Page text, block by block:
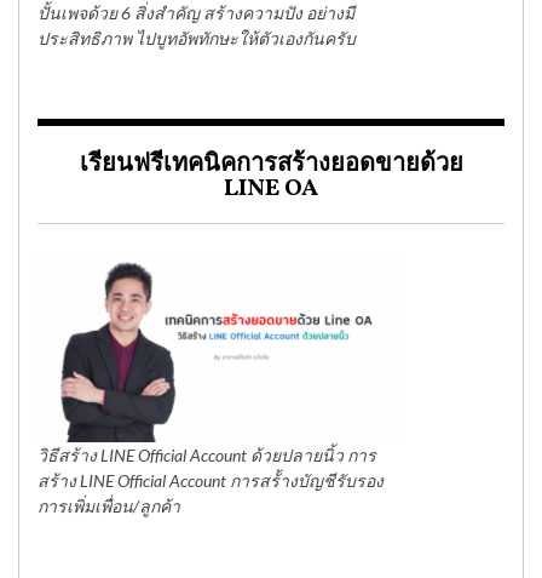
ปั้นเพจด้วย 6 สิ่งสำคัญ สร้างความปัง อย่างมี
ประสิทธิภาพ ไปบูทอัพทักษะให้ตัวเองกันครับ
เรียนฟรีเทคนิคการสร้างยอดขายด้วย
LINE OA
วิธีสร้าง LINE Official Account ด้วยปลายนิ้ว การ
สร้าง LINE Official Account การสร้้างบัญชีรับรอง
การเพิ่มเพื่อน/ลูกค้า